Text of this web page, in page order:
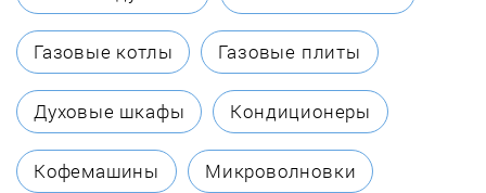
Bresko
Briel
Bugatti
Газовые котлы Газовые плиты
Духовые шкафы Кондиционеры
Кофемашины Микроволновки